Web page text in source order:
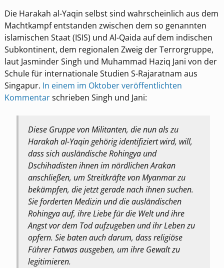
Die Harakah al-Yaqin selbst sind wahrscheinlich aus dem
Machtkampf entstanden zwischen dem so genannten
islamischen Staat (ISIS) und Al-Qaida auf dem indischen
Subkontinent, dem regionalen Zweig der Terrorgruppe,
laut Jasminder Singh und Muhammad Haziq Jani von der
Schule für internationale Studien S-Rajaratnam aus
Singapur. In einem im Oktober veröffentlichten
Kommentarschrieben Singh und Jani:
Diese Gruppe von Militanten, die nun als zu
Harakah al-Yaqin gehörig identifiziert wird, will,
dass sich ausländische Rohingya und
Dschihadisten ihnen im nördlichen Arakan
anschließen, um Streitkräfte von Myanmar zu
bekämpfen, die jetzt gerade nach ihnen suchen.
Sie forderten Medizin und die ausländischen
Rohingya auf, ihre Liebe für die Welt und ihre
Angst vor dem Tod aufzugeben und ihr Leben zu
opfern. Sie baten auch darum, dass religiöse
Führer Fatwas ausgeben, um ihre Gewalt zu
legitimieren.